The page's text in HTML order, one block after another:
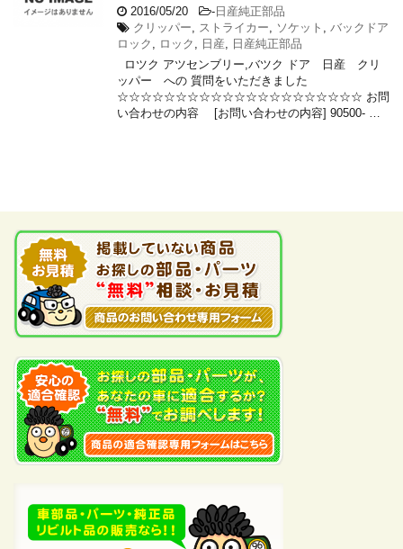
2016/05/20 - 日産純正部品
クリッパー
ストライカー ソケット
バックドア
ロック
ロック 日産
日産純正部品
ロツク アツセンブリー,バツク ドア 日産 クリ
ッパー への 質問をいただきました
☆☆☆☆☆☆☆☆☆☆☆☆☆☆☆☆☆☆☆☆☆ お問
い合わせの内容 [お問い合わせの内容] 90500- …